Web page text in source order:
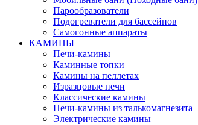
Парообразователи
Подогреватели для бассейнов
Самогонные аппараты
КАМИНЫ
Печи-камины
Каминные топки
Камины на пеллетах
Изразцовые печи
Классические камины
Печи-камины из талькомагнезита
Электрические камины